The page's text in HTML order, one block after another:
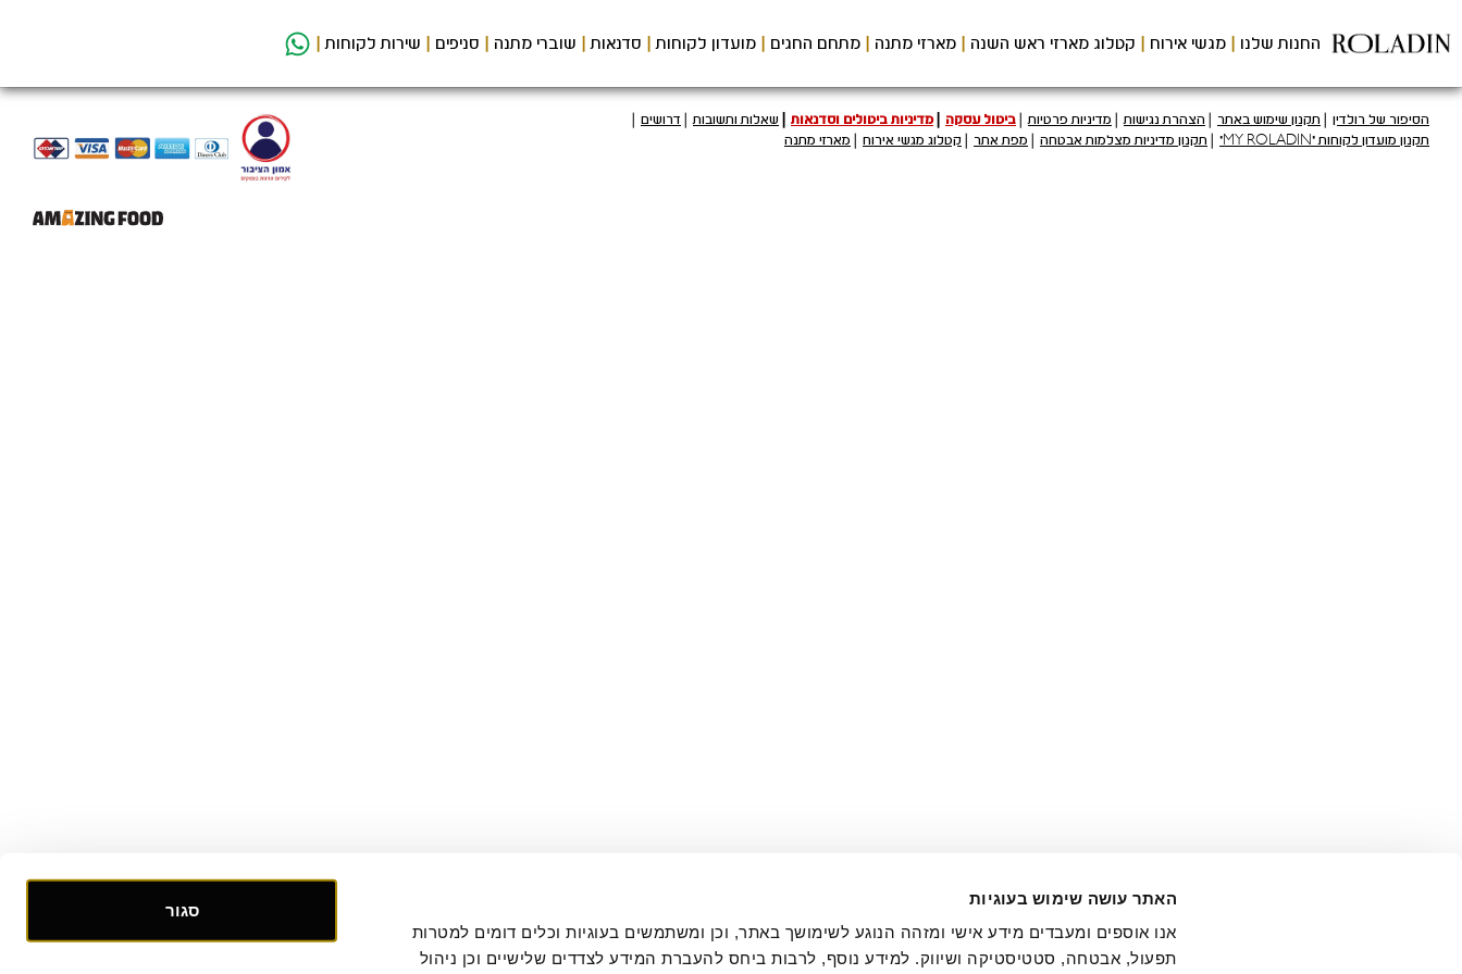
האתר עושה שימוש בעוגיות
סגור
לתוכן
המרכזי
החנות שלנו מגשי אירוח קטלוג מארזי ראש השנה מארזי מתנה מתחם החגים מועדון לקוחות סדנאות שוברי מתנה סניפים שירות לקוחות
הסיפור של רולדין תקנון שימוש באתר הצהרת נגישות מדיניות פרטיות ביטול עסקה מדיניות ביטולים וסדנאות שאלות ותשובות
דרושים
תקנון מועדון לקוחות "MY ROLADIN"
תקנון מדיניות מצלמות אבטחה מפת אתר קטלוג מגשי אירוח מארזי מתנה
קישור